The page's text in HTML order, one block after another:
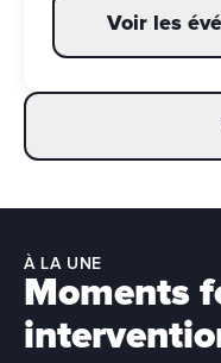
Voir les
À LA UNE
Moments